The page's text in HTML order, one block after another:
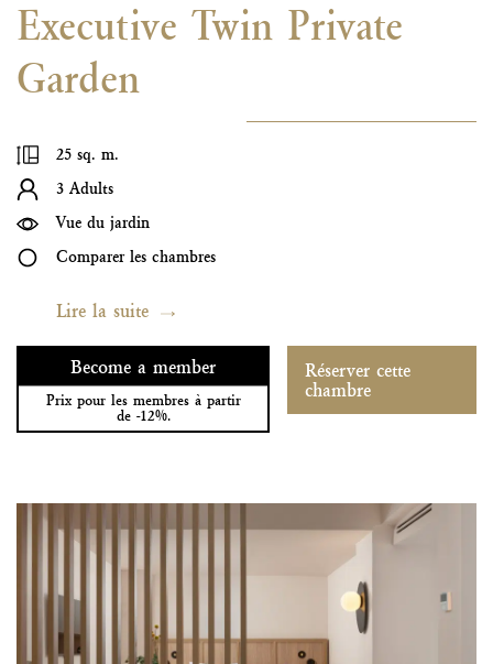
Executive Twin Private
Garden
25 sq. m.
3 Adults
Vue du jardin
Comparer les chambres
Lire la suite
Become a member
Prix pour les membres à partir
de -12%.
Réserver cette
chambre